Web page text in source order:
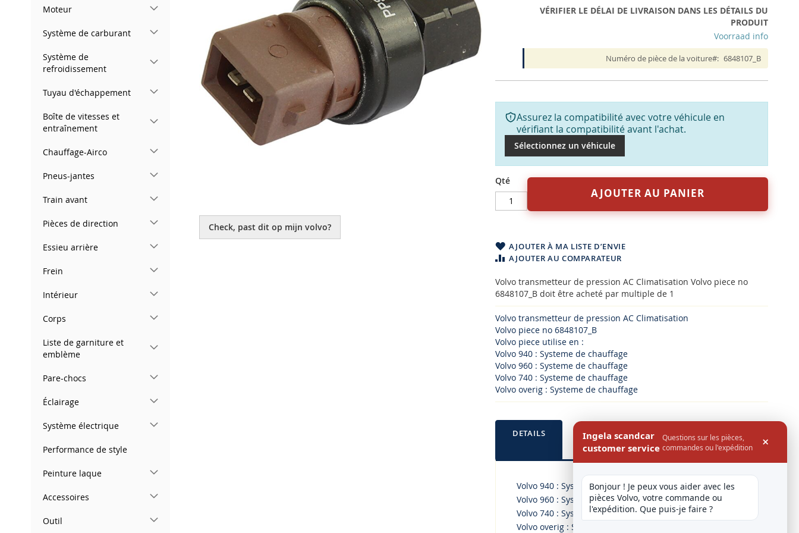
to
the
beginning
VÉRIFIER LE DÉLAI DE LIVRAISON DANS LES DÉTAILS DU
PRODUIT
Voorraad info
Numéro de pièce de la voiture 6848107_B
Assurez la compatibilité avec votre véhicule en
vérifiant la compatibilité avant l'achat.
Sélectionnez un véhicule
Qté
AJOUTER AU PANIER
AJOUTER À MA LISTE D’ENVIE
AJOUTER AU COMPARATEUR
Volvo transmetteur de pression AC Climatisation Volvo piece no
6848107_B doit être acheté par multiple de 1
Volvo transmetteur de pression AC Climatisation
Volvo piece no 6848107_B
Volvo piece utilise en :
Volvo 940 : Systeme de chauffage
Volvo 960 : Systeme de chauffage
Volvo 740 : Systeme de chauffage
Volvo overig : Systeme de chauffage
DETAILS
Volvo 940 : Systeme de chauffage
Volvo 960 : Systeme de chauffage
Volvo 740 : Systeme de chauffage
Volvo overig : Systeme de chauffage
Check, past dit op mijn volvo?
Moteur
Système de carburant
Système de
refroidissement
Tuyau d'échappement
Boîte de vitesses et
entraînement
Chauffage-Airco
Pneus-jantes
Train avant
Pièces de direction
Essieu arrière
Frein
Intérieur
Corps
Liste de garniture et
emblème
Pare-chocs
Éclairage
Système électrique
Performance de style
Peinture laque
Accessoires
Outil
Ingela scandcar
customer service
Questions sur les pièces,
commandes ou l'expédition
×
Bonjour ! Je peux vous aider avec les
pièces Volvo, votre commande ou
l'expédition. Que puis-je faire ?